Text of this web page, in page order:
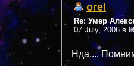
orel
Re: Умер
07 July, 2006 в
Нда....